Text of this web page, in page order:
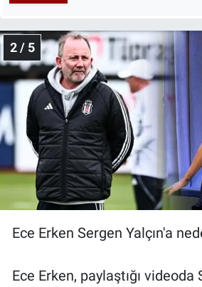
2 / 5
Ece Erken Sergen Yalçın'a
Ece Erken, paylaştığı videoda